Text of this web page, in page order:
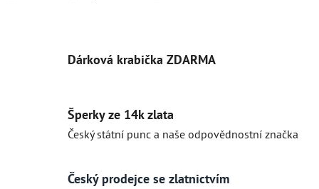
Dárková krabička ZDARMA
Šperky ze 14k zlata
Český státní punc a naše odpovědnostní značka
Český prodejce se zlatnictvím